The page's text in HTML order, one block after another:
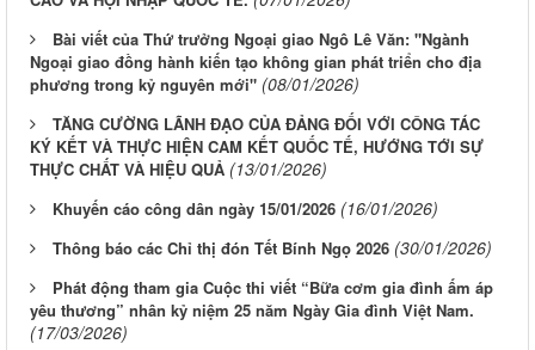
Bài viết của Thứ trưởng Ngoại giao Ngô Lê Văn: "Ngành
Ngoại giao đồng hành kiến tạo không gian phát triển cho địa
phương trong kỷ nguyên mới" (08/01/2026)
TĂNG CƯỜNG LÃNH ĐẠO CỦA ĐẢNG ĐỐI VỚI CÔNG TÁC
KÝ KẾT VÀ THỰC HIỆN CAM KẾT QUỐC TẾ, HƯỚNG TỚI SỰ
THỰC CHẤT VÀ HIỆU QUẢ (13/01/2026)
Khuyến cáo công dân ngày 15/01/2026 (16/01/2026)
Thông báo các Chỉ thị đón Tết Bính Ngọ 2026 (30/01/2026)
Phát động tham gia Cuộc thi viết “Bữa cơm gia đình ấm áp
yêu thương” nhân kỷ niệm 25 năm Ngày Gia đình Việt Nam.
(17/03/2026)